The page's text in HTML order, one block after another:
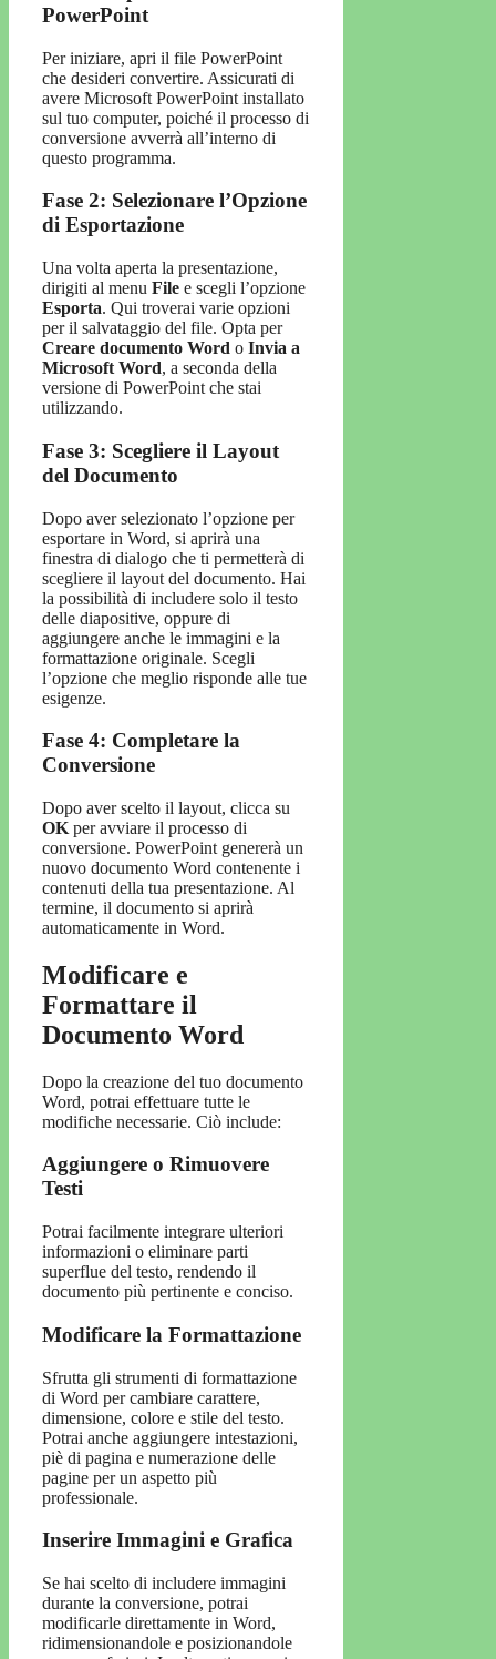
PowerPoint
Per iniziare, apri il file PowerPoint
che desideri convertire. Assicurati di
avere Microsoft PowerPoint installato
sul tuo computer, poiché il processo di
conversione avverrà all’interno di
questo programma.
Fase 2: Selezionare l’Opzione
di Esportazione
Una volta aperta la presentazione,
dirigiti al menu File e scegli l’opzione
Esporta. Qui troverai varie opzioni
per il salvataggio del file. Opta per
Creare documento Word o Invia a
Microsoft Word, a seconda della
versione di PowerPoint che stai
utilizzando.
Fase 3: Scegliere il Layout
del Documento
Dopo aver selezionato l’opzione per
esportare in Word, si aprirà una
finestra di dialogo che ti permetterà di
scegliere il layout del documento. Hai
la possibilità di includere solo il testo
delle diapositive, oppure di
aggiungere anche le immagini e la
formattazione originale. Scegli
l’opzione che meglio risponde alle tue
esigenze.
Fase 4: Completare la
Conversione
Dopo aver scelto il layout, clicca su
OK per avviare il processo di
conversione. PowerPoint genererà un
nuovo documento Word contenente i
contenuti della tua presentazione. Al
termine, il documento si aprirà
automaticamente in Word.
Modificare e
Formattare il
Documento Word
Dopo la creazione del tuo documento
Word, potrai effettuare tutte le
modifiche necessarie. Ciò include:
Aggiungere o Rimuovere
Testi
Potrai facilmente integrare ulteriori
informazioni o eliminare parti
superflue del testo, rendendo il
documento più pertinente e conciso.
Modificare la Formattazione
Sfrutta gli strumenti di formattazione
di Word per cambiare carattere,
dimensione, colore e stile del testo.
Potrai anche aggiungere intestazioni,
piè di pagina e numerazione delle
pagine per un aspetto più
professionale.
Inserire Immagini e Grafica
Se hai scelto di includere immagini
durante la conversione, potrai
modificarle direttamente in Word,
ridimensionandole e posizionandole